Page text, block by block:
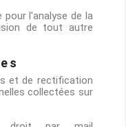
l'analyse de la
de tout autre
et de rectification
collectées sur